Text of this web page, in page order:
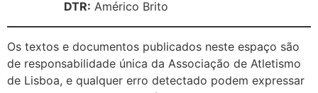
DTR: Américo Brito
Os textos e documentos publicados neste espaço são
de responsabilidade única da Associação de Atletismo
de Lisboa, e qualquer erro detectado podem expressar